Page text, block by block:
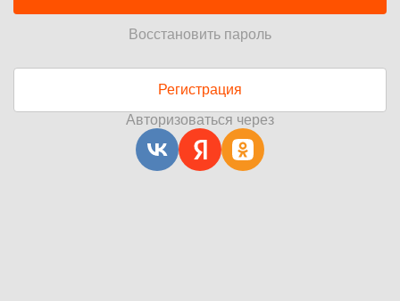
Восстановить пароль
Регистрация
Авторизоваться через